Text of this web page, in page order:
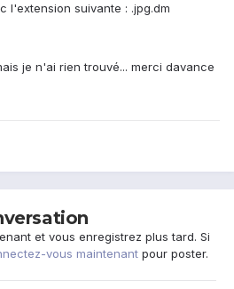
l'extension suivante : .jpg.dm
je n'ai rien trouvé... merci davance
et vous enregistrez plus tard. Si
vous maintenant pour poster.